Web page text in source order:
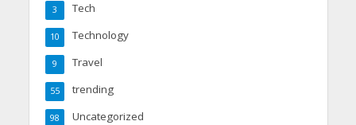
Tech
3
Technology
10
Travel
9
trending
55
Uncategorized
98